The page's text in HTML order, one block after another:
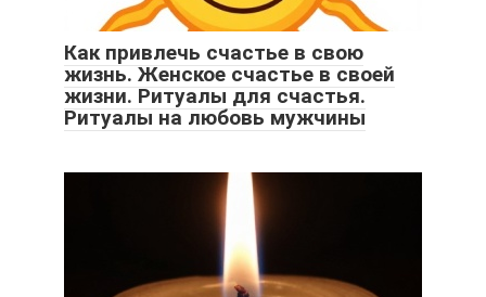
Как привлечь счастье в свою
жизнь. Женское счастье в своей
жизни. Ритуалы для счастья.
Ритуалы на любовь мужчины